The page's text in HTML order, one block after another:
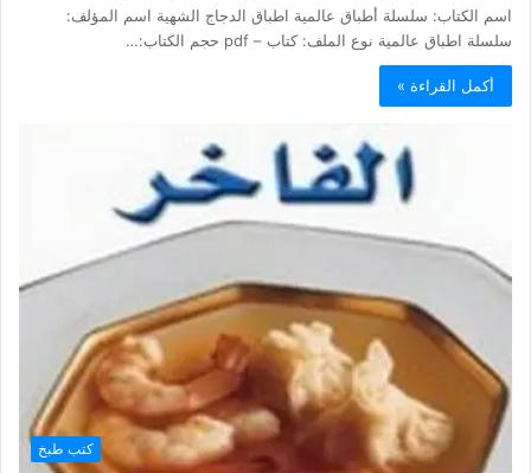
اسم الكتاب: سلسلة أطباق عالمية اطباق الدجاج الشهية اسم المؤلف:
سلسلة اطباق عالمية نوع الملف: كتاب – pdf حجم الكتاب:…
أكمل القراءة »
كتب طبخ